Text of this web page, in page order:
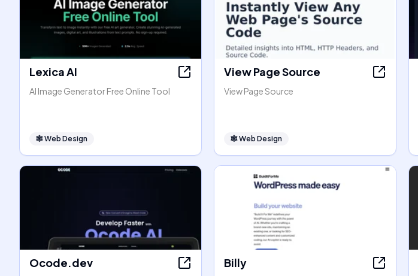
Lexica AI
AI Image Generator Free Online Tool
🕸Web Design
View Page Source
View Page Source
🕸Web Design
Ocode.dev Billy